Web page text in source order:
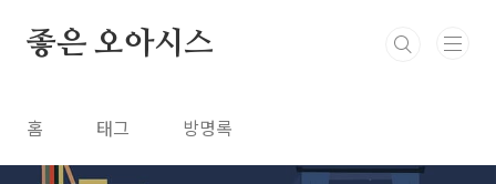
좋은 오아시스
홈 태그 방명록